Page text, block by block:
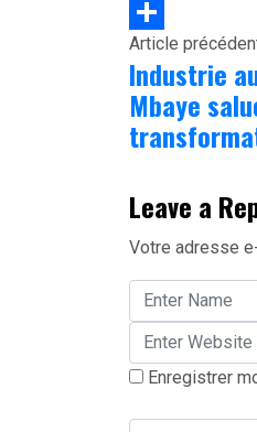
Partager
Article
Industrie
Mbaye
Leave a
Votre adresse
Enregistrer